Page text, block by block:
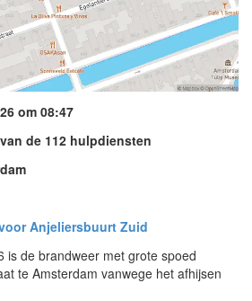
om 08:47
de 112 hulpdiensten
Anjeliersbuurt Zuid
is de brandweer met grote spoed
te Amsterdam vanwege het afhijsen